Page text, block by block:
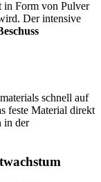
in Form von Pulver
Der intensive
schnell auf
feste Material direkt
in der